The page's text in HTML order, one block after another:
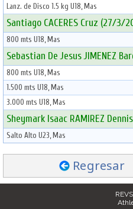
Lanz. de Disco 1.5 kg U18, Mas
Santiago CACERES Cruz (27/3/
800 mts U18, Mas
Sebastian De Jesus JIMENEZ
800 mts U18, Mas
1.500 mts U18, Mas
3.000 mts U18, Mas
Sheymark Isaac RAMIREZ
Salto Alto U23, Mas
Regresar